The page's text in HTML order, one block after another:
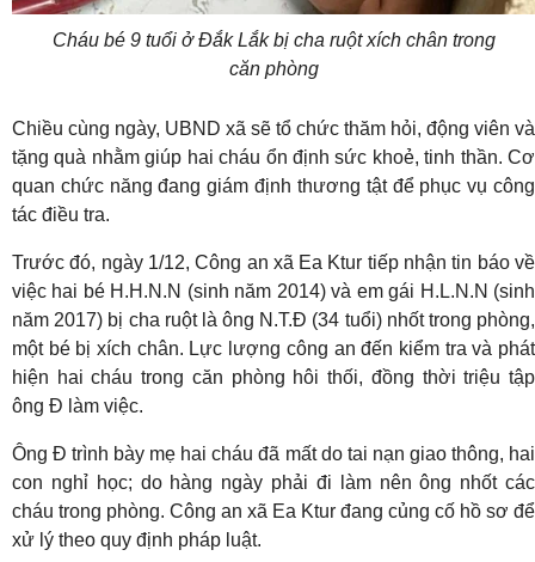
Cháu bé 9 tuổi ở Đắk Lắk bị cha ruột xích chân trong
căn phòng
Chiều cùng ngày, UBND xã sẽ tổ chức thăm hỏi, động viên và
tặng quà nhằm giúp hai cháu ổn định sức khoẻ, tinh thần. Cơ
quan chức năng đang giám định thương tật để phục vụ công
tác điều tra.
Trước đó, ngày 1/12, Công an xã Ea Ktur tiếp nhận tin báo về
việc hai bé H.H.N.N (sinh năm 2014) và em gái H.L.N.N (sinh
năm 2017) bị cha ruột là ông N.T.Đ (34 tuổi) nhốt trong phòng,
một bé bị xích chân. Lực lượng công an đến kiểm tra và phát
hiện hai cháu trong căn phòng hôi thối, đồng thời triệu tập
ông Đ làm việc.
Ông Đ trình bày mẹ hai cháu đã mất do tai nạn giao thông, hai
con nghỉ học; do hàng ngày phải đi làm nên ông nhốt các
cháu trong phòng. Công an xã Ea Ktur đang củng cố hồ sơ để
xử lý theo quy định pháp luật.